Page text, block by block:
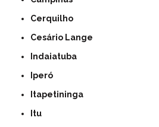
Cerquilho
Cesário Lange
Indaiatuba
Iperó
Itapetininga
Itu